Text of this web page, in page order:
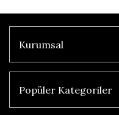
Kurumsal
Popüler Kategoriler